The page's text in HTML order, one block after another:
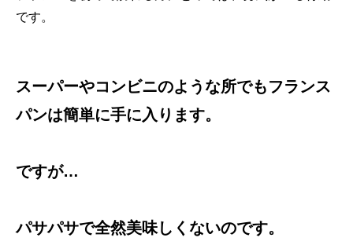
です。
スーパーやコンビニのような所でもフランス
パンは簡単に手に入ります。
ですが…
パサパサで全然美味しくないのです。